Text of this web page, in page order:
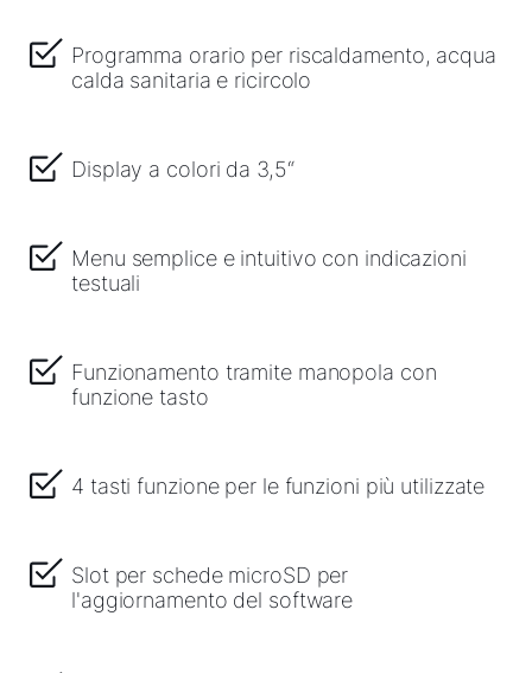
Programma orario per riscaldamento, acqua
calda sanitaria e ricircolo
Display a colori da 3,5“
Menu semplice e intuitivo con indicazioni
testuali
Funzionamento tramite manopola con
funzione tasto
4 tasti funzione per le funzioni più utilizzate
Slot per schede microSD per
l'aggiornamento del software